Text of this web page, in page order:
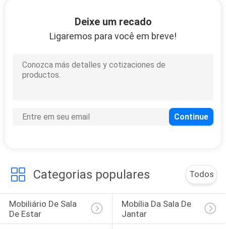
ORÇAMENTO
MAPA
PRIVACIDADE
Deixe um recado
Ligaremos para você em breve!
Categorias populares Todos
Mobiliário De Sala
De Estar
Mobília Da Sala De
Jantar